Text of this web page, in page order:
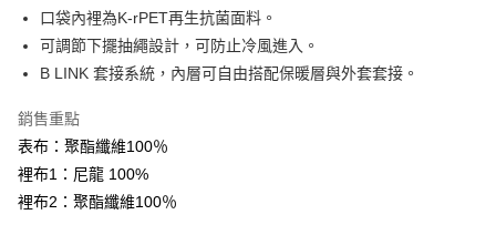
【關於「AFTEE先享後付」】
AFTEE先享後付是「在收到商品之後才付款」的支付方式。 讓您購物簡單
便利好安心！
１．簡單：不需註冊會員、不需綁卡、不需儲值。
３．安心：先確認商品／服務後，再付款。
【「AFTEE先享後付」結帳流程】
１．於結帳方式選擇「AFTEE先享後付」後，將跳轉至「AFTEE先享後付」
２．訂單成立數日內，您將收到繳費通知簡訊。
ATM付款
運送方式
全家取貨付款
每筆NT$60，滿NT$599(含以上)免運費
付款後全家取貨
口袋內裡為K-rPET再生抗菌面料。
可調節下擺抽繩設計，可防止冷風進入。
B LINK 套接系統，內層可自由搭配保暖層與外套套接。
銷售重點
表布：聚酯纖維100％
裡布1：尼龍 100%
裡布2：聚酯纖維100％